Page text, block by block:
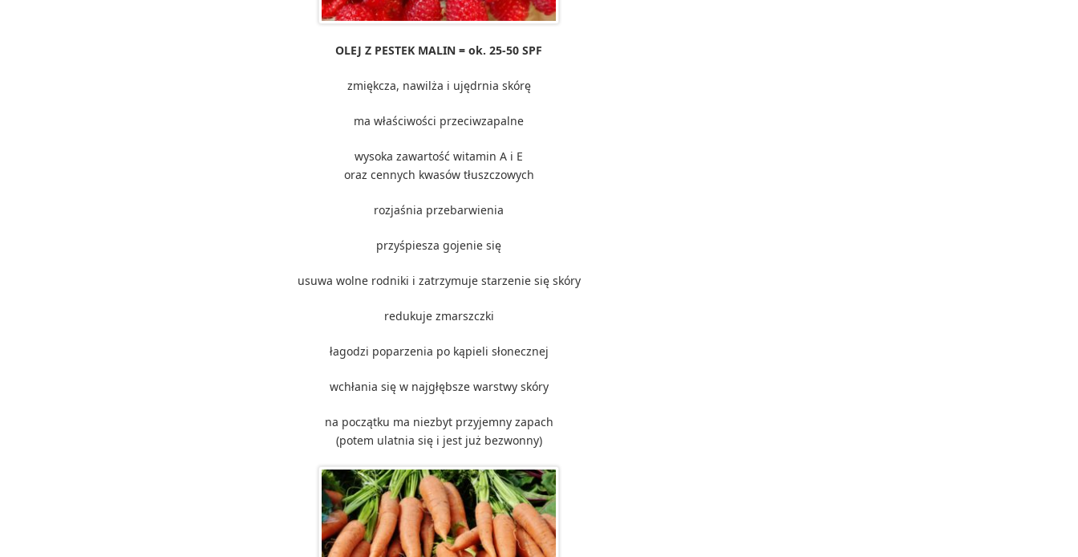
OLEJ Z PESTEK MALIN = ok. 25-50 SPF
zmiękcza, nawilża i ujędrnia skórę
ma właściwości przeciwzapalne
wysoka zawartość witamin A i E
oraz cennych kwasów tłuszczowych
rozjaśnia przebarwienia
przyśpiesza gojenie się
usuwa wolne rodniki i zatrzymuje starzenie się skóry
redukuje zmarszczki
łagodzi poparzenia po kąpieli słonecznej
wchłania się w najgłębsze warstwy skóry
na początku ma niezbyt przyjemny zapach
(potem ulatnia się i jest już bezwonny)